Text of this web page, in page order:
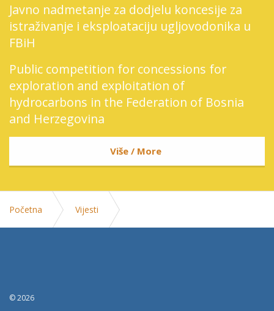
Javno nadmetanje za dodjelu koncesije za
istraživanje i eksploataciju ugljovodonika u
FBiH
Public competition for concessions for
exploration and exploitation of
hydrocarbons in the Federation of Bosnia
and Herzegovina
Više / More
Početna Vijesti
© 2026